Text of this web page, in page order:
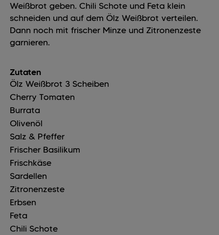
Weißbrot geben. Chili Schote und Feta klein
schneiden und auf dem Ölz Weißbrot verteilen.
Dann noch mit frischer Minze und Zitronenzeste
garnieren.
Zutaten
Ölz Weißbrot 3 Scheiben
Cherry Tomaten
Burrata
Olivenöl
Salz & Pfeffer
Frischer Basilikum
Frischkäse
Sardellen
Zitronenzeste
Erbsen
Feta
Chili Schote